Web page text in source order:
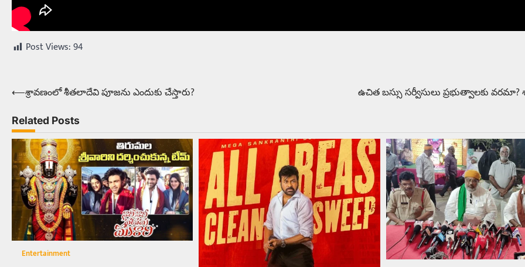
Post Views:94
Post
navigation
⟵శ్రావణంలో శీతలాదేవి పూజను ఎందుకు చేస్తారు? ఉచిత బస్సు సర్వీసులు ప్రభుత్వాలకు
Related Posts
Entertainment